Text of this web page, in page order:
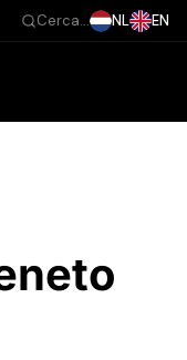
Cerca... NL EN